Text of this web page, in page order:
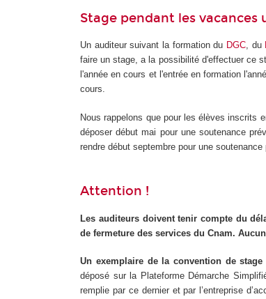
Stage pendant les vacances
Un auditeur suivant la formation du DGC, du
faire un stage, a la possibilité d'effectuer ce
l'année en cours et l'entrée en formation
cours.
Nous rappelons que pour les élèves inscrits
déposer début mai pour une soutenance
rendre début septembre pour une soutenance
Attention !
Les auditeurs doivent tenir compte du
de fermeture des services du Cnam.
Un exemplaire de la convention de stage
déposé sur la Plateforme Démarche
remplie par ce dernier et par l’entreprise